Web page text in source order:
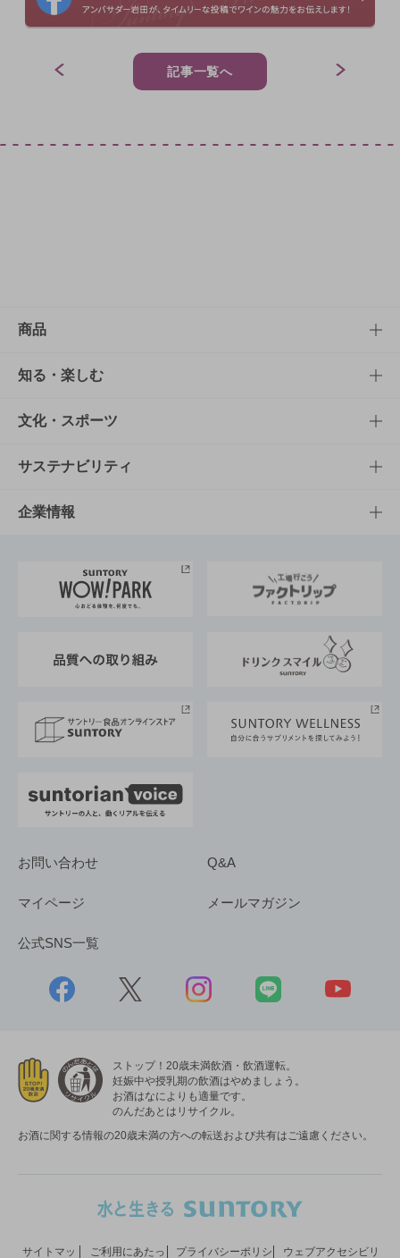
記事一覧へ
商品
商品TOP
商品一覧
商品発売情報
栄養成分一覧
知る・楽しむ
知る・楽しむTOP
キャンペーン
工場見学
地域情報
文化・スポーツ
文化・スポーツTOP
サントリーホール
サントリーサンバーズ大阪
サステナビリティ
サステナビリティTOP
サントリーが考えるサステナビリティ経営
企業情報
企業概要
採用情報
お問い合わせ Q&A
マイページ メールマガジン
公式SNS一覧
ストップ！20歳未満飲酒・飲酒運転。
妊娠中や授乳期の飲酒はやめましょう。
お酒はなによりも適量です。
のんだあとはリサイクル。
お酒に関する情報の20歳未満の方への転送および共有はご遠慮ください。
サイトマッ
ご利用にあたっ
プライバシーポリシ
ウェブアクセシビリ